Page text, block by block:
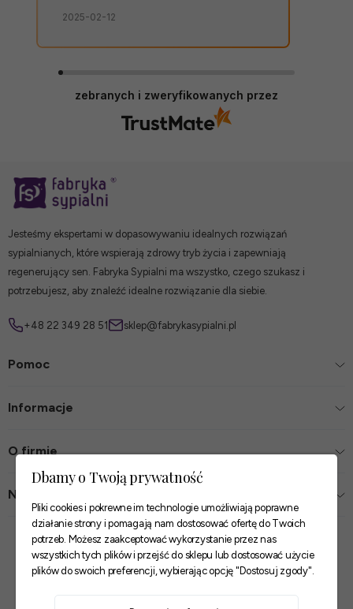
czas, bez zbędnych nerwów. Sklep bez
2025-02-12
zebranych i zweryfikowanych przez
Jesteśmy ekspertami w dopasowywaniu idealnych rozwiązań
sypialnianych, które wspierają zdrowy tryb życia i zapewniają
regenerujący sen. Fabryka Sypialni ma wszystko, czego szukasz i
potrzebujesz, aby znaleźć idealne rozwiązanie dla siebie.
+48 22 349 28 51 sklep@fabrykasypialni.pl
Pomoc
Informacje
O firmie
Nasze sklepy
Zaufane płatności
Dbamy o Twoją prywatność
Pliki cookies i pokrewne im technologie umożliwiają poprawne
działanie strony i pomagają nam dostosować ofertę do Twoich
potrzeb. Możesz zaakceptować wykorzystanie przez nas
wszystkich tych plików i przejść do sklepu lub dostosować użycie
plików do swoich preferencji, wybierając opcję "Dostosuj zgody".